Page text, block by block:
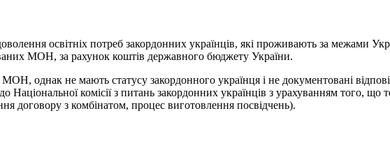
освітніх потреб закордонних українців, які проживають за межами
МОН, за рахунок коштів державного бюджету України.
однак не мають статусу закордонного українця і не документовані
комісії з питань закордонних українців з урахуванням того, що
договору з комбінатом, процес виготовлення посвідчень).